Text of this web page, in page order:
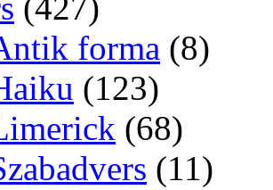
(427)
forma (8)
(123)
(68)
(11)